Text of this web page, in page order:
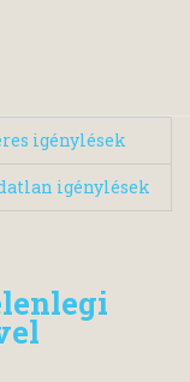
igénylések
igénylések